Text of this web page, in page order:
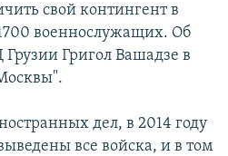
свой контингент в
военнослужащих. Об
Григол Вашадзе в
дел, в 2014 году
все войска, и в том